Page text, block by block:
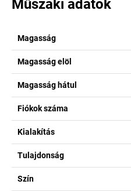
Műszaki adatok
Magasság
Magasság elöl
Magasság hátul
Fiókok száma
Kialakítás
Tulajdonság
Szín